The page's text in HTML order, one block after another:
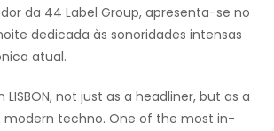
da 44 Label Group, apresenta-se no
dedicada às sonoridades intensas
atual.
LISBON, not just as a headliner, but as a
techno. One of the most in-